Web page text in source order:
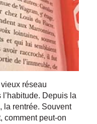
réseau
Depuis la
la rentrée. Souvent
comment peut-on